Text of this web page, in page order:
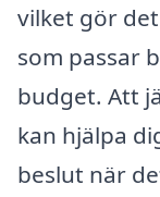
vilket gör
som passar
budget. Att
kan hjälpa
beslut när